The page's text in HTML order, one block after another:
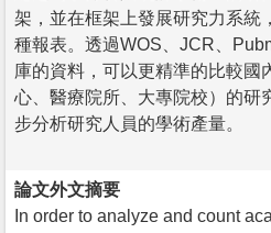
架，並在框架上發展研究力系統
種報表。透過WOS、JCR、
庫的資料，可以更精準的比較國
心、醫療院所、大專院校）的研
步分析研究人員的學術產量。
論文外文摘要
In order to analyze and count